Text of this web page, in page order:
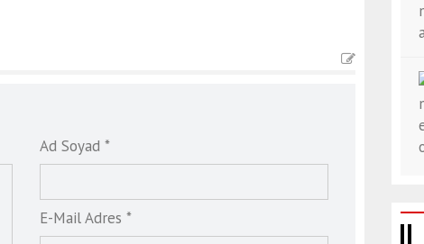
Ad Soyad *
E-Mail Adres *